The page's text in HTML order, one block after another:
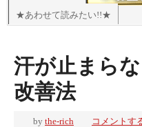
★あわせて読みたい!!★
汗が止まら
改善法
by the-rich コメントす